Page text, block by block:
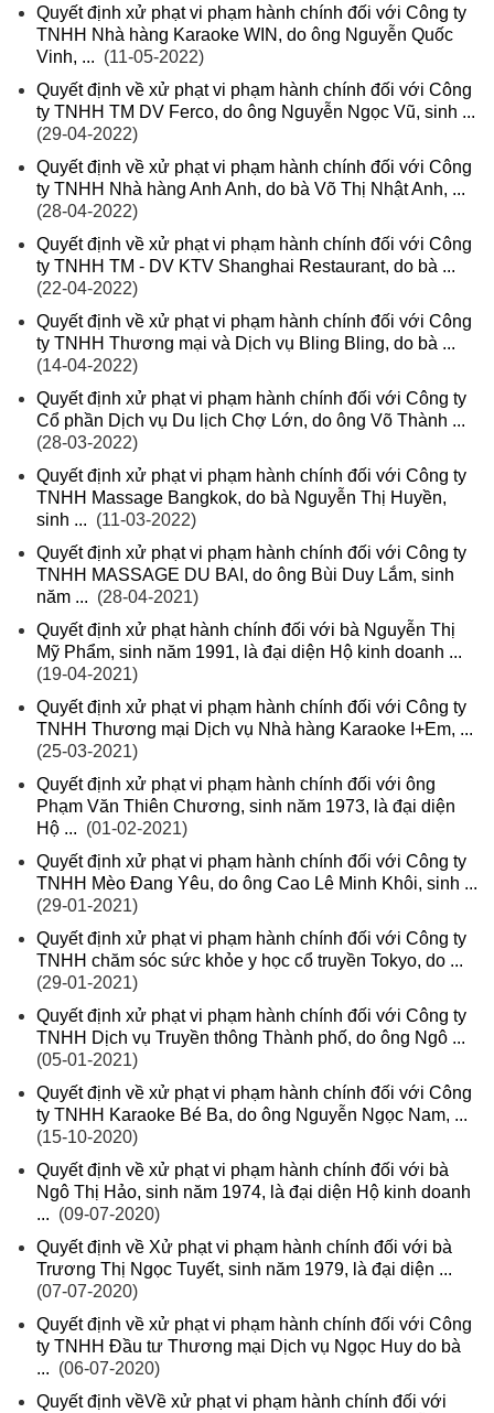
Quyết định xử phạt vi phạm hành chính đối với Công ty
TNHH Nhà hàng Karaoke WIN, do ông Nguyễn Quốc
Vinh, ... (11-05-2022)
Quyết định về xử phạt vi phạm hành chính đối với Công
ty TNHH TM DV Ferco, do ông Nguyễn Ngọc Vũ, sinh ...
(29-04-2022)
Quyết định về xử phạt vi phạm hành chính đối với Công
ty TNHH Nhà hàng Anh Anh, do bà Võ Thị Nhật Anh, ...
(28-04-2022)
Quyết định về xử phạt vi phạm hành chính đối với Công
ty TNHH TM - DV KTV Shanghai Restaurant, do bà ...
(22-04-2022)
Quyết định về xử phạt vi phạm hành chính đối với Công
ty TNHH Thương mại và Dịch vụ Bling Bling, do bà ...
(14-04-2022)
Quyết định xử phạt vi phạm hành chính đối với Công ty
Cổ phần Dịch vụ Du lịch Chợ Lớn, do ông Võ Thành ...
(28-03-2022)
Quyết định xử phạt vi phạm hành chính đối với Công ty
TNHH Massage Bangkok, do bà Nguyễn Thị Huyền,
sinh ... (11-03-2022)
Quyết định xử phạt vi phạm hành chính đối với Công ty
TNHH MASSAGE DU BAI, do ông Bùi Duy Lắm, sinh
năm ... (28-04-2021)
Quyết định xử phạt hành chính đối với bà Nguyễn Thị
Mỹ Phẩm, sinh năm 1991, là đại diện Hộ kinh doanh ...
(19-04-2021)
Quyết định xử phạt vi phạm hành chính đối với Công ty
TNHH Thương mại Dịch vụ Nhà hàng Karaoke I+Em, ...
(25-03-2021)
Quyết định xử phạt vi phạm hành chính đối với ông
Phạm Văn Thiên Chương, sinh năm 1973, là đại diện
Hộ ... (01-02-2021)
Quyết định xử phạt vi phạm hành chính đối với Công ty
TNHH Mèo Đang Yêu, do ông Cao Lê Minh Khôi, sinh ...
(29-01-2021)
Quyết định xử phạt vi phạm hành chính đối với Công ty
TNHH chăm sóc sức khỏe y học cổ truyền Tokyo, do ...
(29-01-2021)
Quyết định xử phạt vi phạm hành chính đối với Công ty
TNHH Dịch vụ Truyền thông Thành phố, do ông Ngô ...
(05-01-2021)
Quyết định về xử phạt vi phạm hành chính đối với Công
ty TNHH Karaoke Bé Ba, do ông Nguyễn Ngọc Nam, ...
(15-10-2020)
Quyết định về xử phạt vi phạm hành chính đối với bà
Ngô Thị Hảo, sinh năm 1974, là đại diện Hộ kinh doanh
... (09-07-2020)
Quyết định về Xử phạt vi phạm hành chính đối với bà
Trương Thị Ngọc Tuyết, sinh năm 1979, là đại diện ...
(07-07-2020)
Quyết định về xử phạt vi phạm hành chính đối với Công
ty TNHH Đầu tư Thương mại Dịch vụ Ngọc Huy do bà
... (06-07-2020)
Quyết định vềVề xử phạt vi phạm hành chính đối với